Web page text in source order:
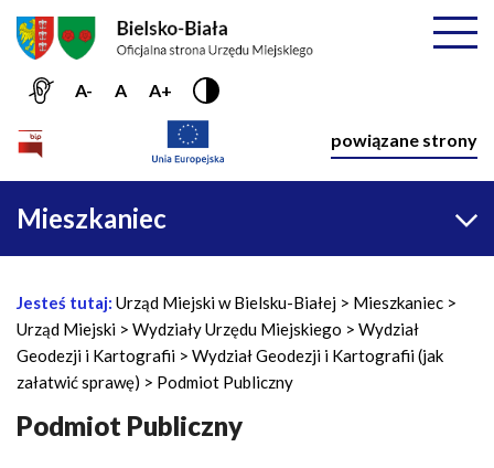
Przejdź do menu głównego
Przejdź do treści
Mapa serwisu
A- A A+
powiązane strony
Główna
nawigacja
Mieszkaniec
Ś
c
i
e
ż
k
Jesteś tutaj: Urząd Miejski w Bielsku-Białej
Mieszkaniec
Urząd Miejski
Wydziały Urzędu Miejskiego
Wydział
Geodezji i Kartografii
Wydział Geodezji i Kartografii (jak
załatwić sprawę)
Podmiot Publiczny
Podmiot Publiczny